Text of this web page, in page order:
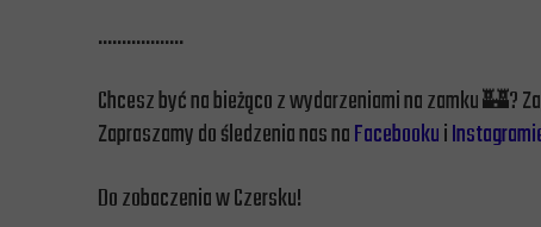
………………
Chcesz być na bieżąco z wydarzeniami na zamku 🏰?
Zapraszamy do śledzenia nas naFacebookui
Do zobaczenia w Czersku!